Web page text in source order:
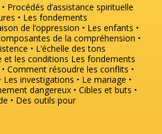
Procédés d’assistance spirituelle
Les fondements
de l’oppression
Les enfants
de la compréhension
L’échelle des tons
et les conditions Les fondements
Comment résoudre les conflits
Les investigations
Le mariage
dangereux
Cibles et buts
Des outils pour